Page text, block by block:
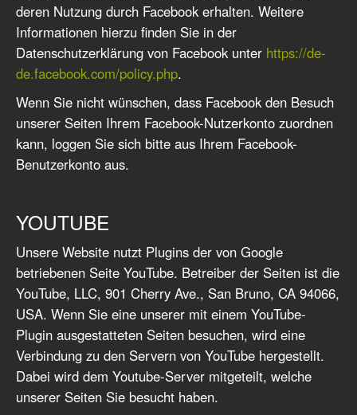
deren Nutzung durch Facebook erhalten. Weitere
Informationen hierzu finden Sie in der
Datenschutzerklärung von Facebook unter https://de-
de.facebook.com/policy.php.
Wenn Sie nicht wünschen, dass Facebook den Besuch
unserer Seiten Ihrem Facebook-Nutzerkonto zuordnen
kann, loggen Sie sich bitte aus Ihrem Facebook-
Benutzerkonto aus.
YOUTUBE
Unsere Website nutzt Plugins der von Google
betriebenen Seite YouTube. Betreiber der Seiten ist die
YouTube, LLC, 901 Cherry Ave., San Bruno, CA 94066,
USA. Wenn Sie eine unserer mit einem YouTube-
Plugin ausgestatteten Seiten besuchen, wird eine
Verbindung zu den Servern von YouTube hergestellt.
Dabei wird dem Youtube-Server mitgeteilt, welche
unserer Seiten Sie besucht haben.